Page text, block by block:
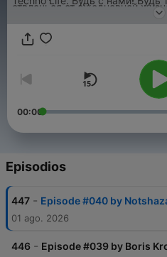
отвлечься от ежедневной
максимально расслабит
гарантируем одно - участники
твое настроение только
00:00
Episodios
447 - Episode #040 by
01 ago. 2026
446 - Episode #039 by Boris